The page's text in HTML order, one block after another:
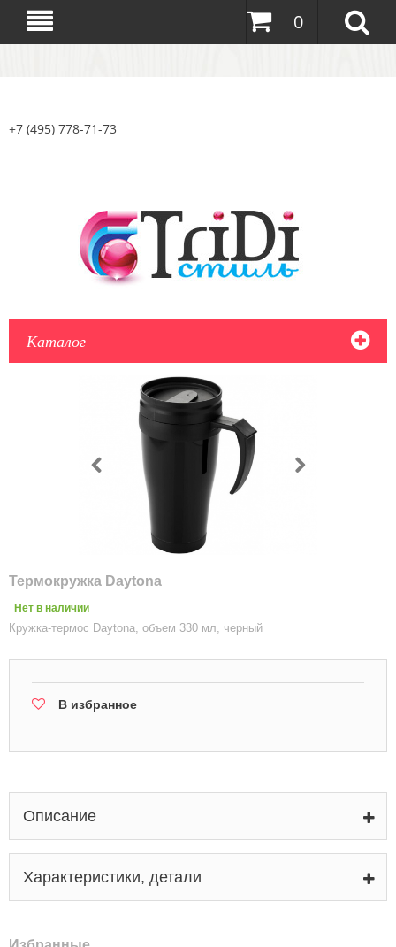
0
+7 (495) 778-71-73
Каталог
Термокружка Daytona
Нет в наличии
Кружка-термос Daytona, объем 330 мл, черный
В избранное
Описание
Характеристики, детали